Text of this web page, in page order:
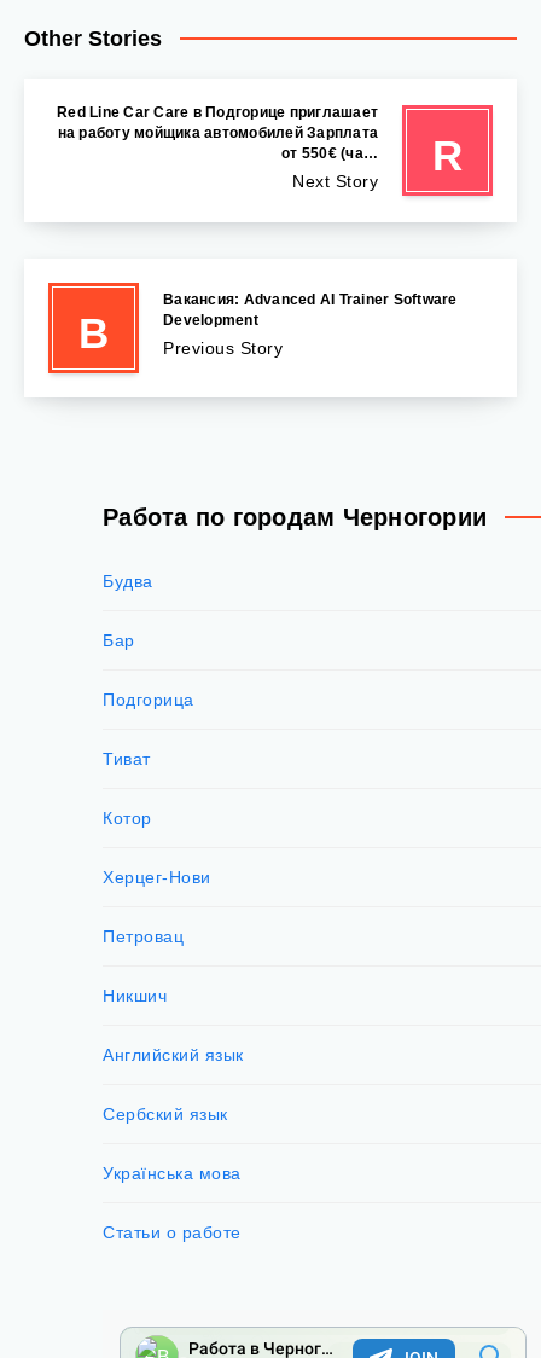
Other Stories
R
Red Line Car Care в Подгорице приглашает
на работу мойщика автомобилей Зарплата
от 550€ (ча…
Next Story
В
Вакансия: Advanced AI Trainer Software
Development
Previous Story
Работа по городам Черногории
Будва
Бар
Подгорица
Тиват
Котор
Херцег-Нови
Петровац
Никшич
Английский язык
Сербский язык
Українська мова
Статьи о работе